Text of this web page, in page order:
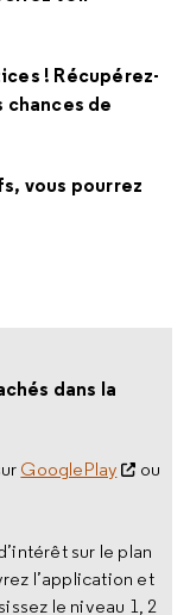
! Récupérez-
chances de
vous pourrez
dans la
GooglePlay
ou
sur le plan
l’application et
le niveau 1, 2